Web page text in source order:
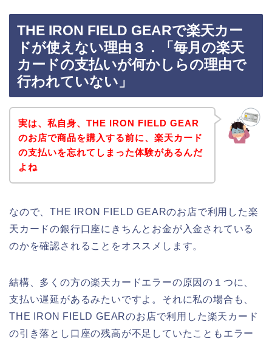
THE IRON FIELD GEARで楽天カー
ドが使えない理由３．「毎月の楽天
カードの支払いが何かしらの理由で
行われていない」
実は、私自身、THE IRON FIELD GEAR
のお店で商品を購入する前に、楽天カード
の支払いを忘れてしまった体験があるんだ
よね
なので、THE IRON FIELD GEARのお店で利用した楽
天カードの銀行口座にきちんとお金が入金されている
のかを確認されることをオススメします。
結構、多くの方の楽天カードエラーの原因の１つに、
支払い遅延があるみたいですよ。それに私の場合も、
THE IRON FIELD GEARのお店で利用した楽天カード
の引き落とし口座の残高が不足していたこともエラー